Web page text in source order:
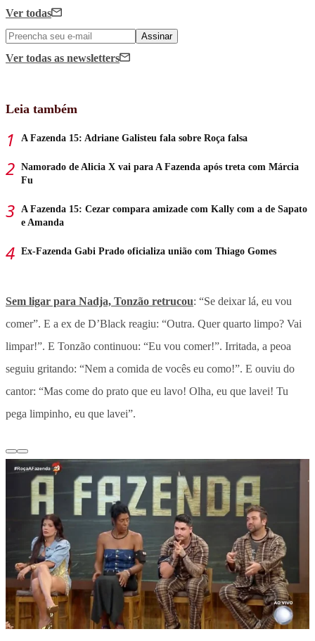
Ver todas
Assinar
Ver todas as newsletters
Leia também
A Fazenda 15: Adriane Galisteu fala sobre Roça falsa
Namorado de Alicia X vai para A Fazenda após treta com Márcia
Fu
A Fazenda 15: Cezar compara amizade com Kally com a de Sapato
e Amanda
Ex-Fazenda Gabi Prado oficializa união com Thiago Gomes
Sem ligar para Nadja, Tonzão retrucou: “Se deixar lá, eu vou
comer”. E a ex de D’Black reagiu: “Outra. Quer quarto limpo? Vai
limpar!”. E Tonzão continuou: “Eu vou comer!”. Irritada, a peoa
seguiu gritando: “Nem a comida de vocês eu como!”. E ouviu do
cantor: “Mas come do prato que eu lavo! Olha, eu que lavei! Tu
pega limpinho, eu que lavei”.